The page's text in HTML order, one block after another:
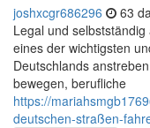
joshxcgr686296 63
Legal und
eines der wichtigsten
Deutschlands
bewegen, berufliche
https://
deutschen-straßen-